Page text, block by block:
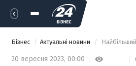
Бізнес Актуальні новини
20 вересня 2023, 00:00